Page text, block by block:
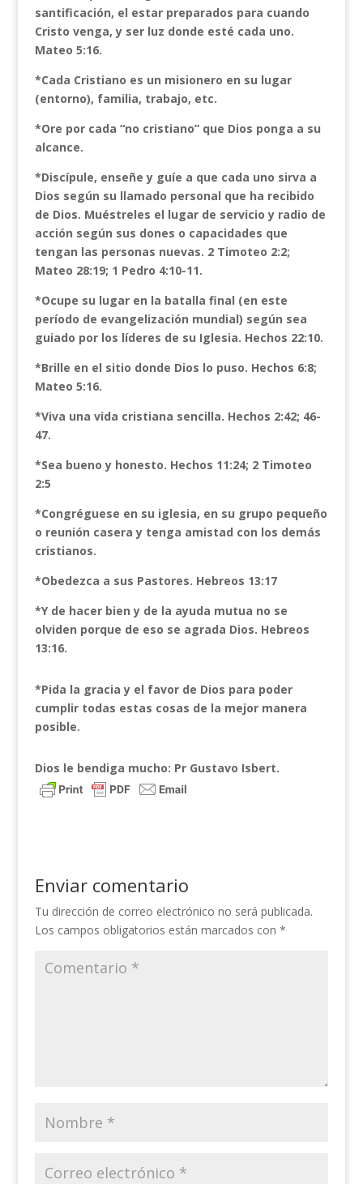
santificación, el estar preparados para cuando
Cristo venga, y ser luz donde esté cada uno.
Mateo 5:16.
*Cada Cristiano es un misionero en su lugar
(entorno), familia, trabajo, etc.
*Ore por cada “no cristiano” que Dios ponga a su
alcance.
*Discípule, enseñe y guíe a que cada uno sirva a
Dios según su llamado personal que ha recibido
de Dios. Muéstreles el lugar de servicio y radio de
acción según sus dones o capacidades que
tengan las personas nuevas. 2 Timoteo 2:2;
Mateo 28:19; 1 Pedro 4:10-11.
*Ocupe su lugar en la batalla final (en este
período de evangelización mundial) según sea
guiado por los líderes de su Iglesia. Hechos 22:10.
*Brille en el sitio donde Dios lo puso. Hechos 6:8;
Mateo 5:16.
*Viva una vida cristiana sencilla. Hechos 2:42; 46-
47.
*Sea bueno y honesto. Hechos 11:24; 2 Timoteo
2:5
*Congréguese en su iglesia, en su grupo pequeño
o reunión casera y tenga amistad con los demás
cristianos.
*Obedezca a sus Pastores. Hebreos 13:17
*Y de hacer bien y de la ayuda mutua no se
olviden porque de eso se agrada Dios. Hebreos
13:16.
*Pida la gracia y el favor de Dios para poder
cumplir todas estas cosas de la mejor manera
posible.
Dios le bendiga mucho: Pr Gustavo Isbert.
Enviar comentario
Tu dirección de correo electrónico no será publicada.
Los campos obligatorios están marcados con *